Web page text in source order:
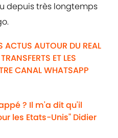
depuis très longtemps
ACTUS AUTOUR DU REAL
ET LES
CANAL WHATSAPP
? Il m'a dit qu'il
les Etats-Unis" Didier